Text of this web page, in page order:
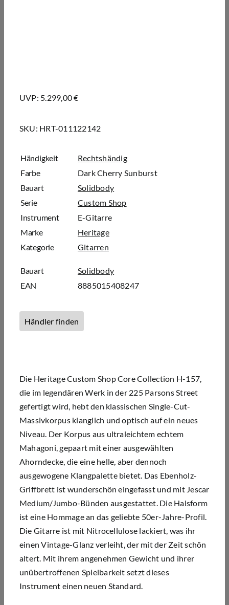
UVP: 5.299,00 €
SKU: HRT-011122142
Händigkeit
Rechtshändig
Farbe
Dark Cherry Sunburst
Bauart
Solidbody
Serie
Custom Shop
Instrument
E-Gitarre
Marke
Heritage
Kategorie
Gitarren
Bauart
Solidbody
EAN
8885015408247
Händler finden
Die Heritage Custom Shop Core Collection H-157,
die im legendären Werk in der 225 Parsons Street
gefertigt wird, hebt den klassischen Single-Cut-
Massivkorpus klanglich und optisch auf ein neues
Niveau. Der Korpus aus ultraleichtem echtem
Mahagoni, gepaart mit einer ausgewählten
Ahorndecke, die eine helle, aber dennoch
ausgewogene Klangpalette bietet. Das Ebenholz-
Griffbrett ist wunderschön eingefasst und mit Jescar
Medium/Jumbo-Bünden ausgestattet. Die Halsform
ist eine Hommage an das geliebte 50er-Jahre-Profil.
Die Gitarre ist mit Nitrocellulose lackiert, was ihr
einen Vintage-Glanz verleiht, der mit der Zeit schön
altert. Mit ihrem angenehmen Gewicht und ihrer
unübertroffenen Spielbarkeit setzt dieses
Instrument einen neuen Standard.